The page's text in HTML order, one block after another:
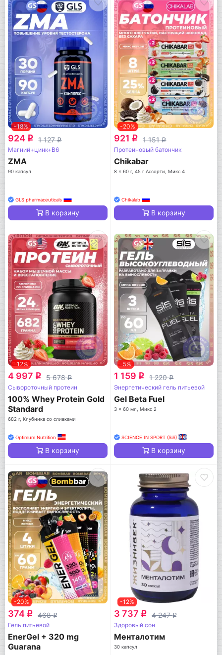
-18%
924 q 1 127q
Магний+цинк+B6
ZMA
90 капсул
GLS pharmaceuticals
В корзину
-20%
921 q 1 151q
Протеиновый батончик
Chikabar
8 x 60 г, 45 г Ассорти, Микс 4
Chikalab
В корзину
-12%
4 997 q 5 678q
Сывороточный протеин
100% Whey Protein Gold
Standard
682 г, Клубника со сливками
Optimum Nutrition
В корзину
-5%
1 159 q 1 220q
Энергетический гель питьевой
Gel Beta Fuel
3 x 60 мл, Микс 2
SCIENCE IN SPORT (SiS)
В корзину
-20%
374 q 468q
Гель питьевой
EnerGel + 320 mg
Guarana
-12%
3 737 q 4 247q
Здоровый сон
Менталотим
30 капсул